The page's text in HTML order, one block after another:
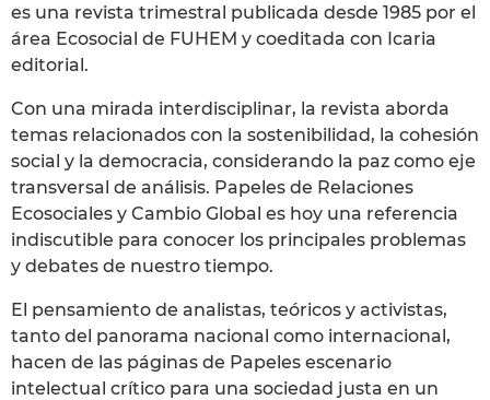
es una revista trimestral publicada desde 1985 por el
área Ecosocial de FUHEM y coeditada con Icaria
editorial.
Con una mirada interdisciplinar, la revista aborda
temas relacionados con la sostenibilidad, la cohesión
social y la democracia, considerando la paz como eje
transversal de análisis. Papeles de Relaciones
Ecosociales y Cambio Global es hoy una referencia
indiscutible para conocer los principales problemas
y debates de nuestro tiempo.
El pensamiento de analistas, teóricos y activistas,
tanto del panorama nacional como internacional,
hacen de las páginas de Papeles escenario
intelectual crítico para una sociedad justa en un